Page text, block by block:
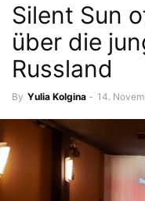
Silent Sun
über die
Russland
By Yulia Kolgina - 14.